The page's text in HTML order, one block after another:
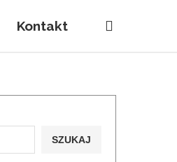
Kontakt
SZUKAJ